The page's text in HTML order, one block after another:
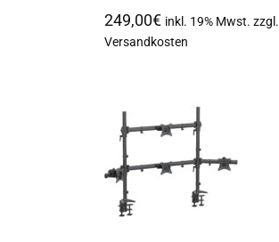
249,00€ inkl. 19% Mwst. zzgl.
Versandkosten